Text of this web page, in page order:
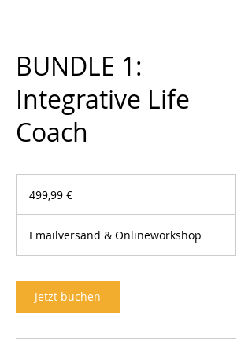
BUNDLE 1:
Integrative Life
Coach
499,99 €
Emailversand & Onlineworkshop
Jetzt buchen